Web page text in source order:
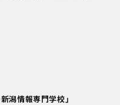
潟情報専門学校」